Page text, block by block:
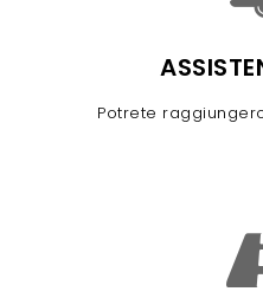
Potrete